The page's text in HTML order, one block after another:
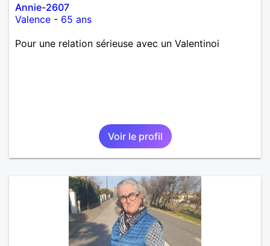
Annie-2607
Valence - 65 ans
Pour une relation sérieuse avec un Valentinoi
Voir le profil